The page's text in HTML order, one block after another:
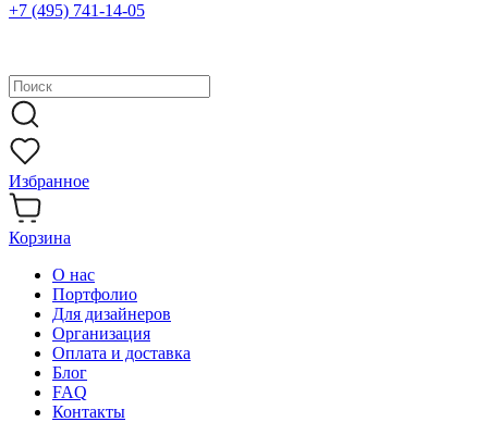
+7 (495) 741-14-05
Избранное
Корзина
О нас
Портфолио
Для дизайнеров
Организация
Оплата и доставка
Блог
FAQ
Контакты